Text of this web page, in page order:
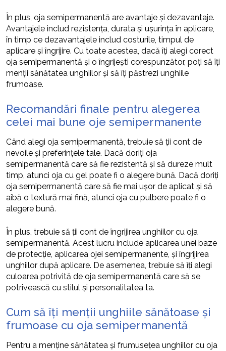
În plus, oja semipermanentă are avantaje și dezavantaje.
Avantajele includ rezistența, durata și ușurința în aplicare,
în timp ce dezavantajele includ costurile, timpul de
aplicare și îngrijire. Cu toate acestea, dacă îți alegi corect
oja semipermanentă și o îngrijești corespunzător, poți să îți
menții sănătatea unghiilor și să îți păstrezi unghiile
frumoase.
Recomandări finale pentru alegerea
celei mai bune oje semipermanente
Când alegi oja semipermanentă, trebuie să ții cont de
nevoile și preferințele tale. Dacă doriți oja
semipermanentă care să fie rezistentă și să dureze mult
timp, atunci oja cu gel poate fi o alegere bună. Dacă doriți
oja semipermanentă care să fie mai ușor de aplicat și să
aibă o textură mai fină, atunci oja cu pulbere poate fi o
alegere bună.
În plus, trebuie să ții cont de îngrijirea unghiilor cu oja
semipermanentă. Acest lucru include aplicarea unei baze
de protecție, aplicarea ojei semipermanente, și îngrijirea
unghiilor după aplicare. De asemenea, trebuie să îți alegi
culoarea potrivită de oja semipermanentă care să se
potrivească cu stilul și personalitatea ta.
Cum să îți menții unghiile sănătoase și
frumoase cu oja semipermanentă
Pentru a menține sănătatea și frumusețea unghiilor cu oja